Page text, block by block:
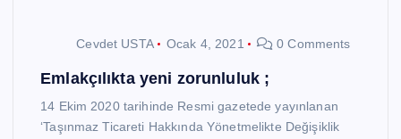
Cevdet USTA Ocak 4, 2021 0 Comments
Emlakçılıkta yeni zorunluluk ;
14 Ekim 2020 tarihinde Resmi gazetede yayınlanan
‘Taşınmaz Ticareti Hakkında Yönetmelikte Değişiklik